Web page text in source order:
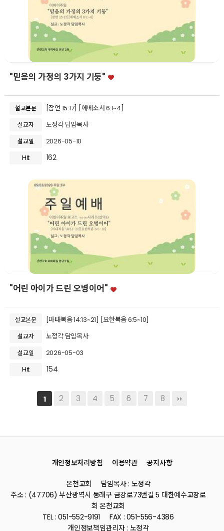
"믿음의 가정의 3가지 기둥"
설교본문 [잠언 15:17] [에베소서 6:1~4]
설교자 노정각 담임목사
설교일
2026-05-10
Hit
162
"어린 아이가 드린 오병이어"
설교본문 [마태복음 14:13~21] [요한복음 6:5~10]
설교자 노정각 담임목사
설교일
2026-05-03
Hit
154
1 2 3 4 5 6 7 8
개인정보처리방침 이용약관 공지사항
온천교회
담임목사 : 노정각
주소 : (47706) 부산광역시 동래구 금강로73번길 5 대한예수교장로
회 온천교회
TEL : 051-552-9191
FAX : 051-556-4386
개인정보책임관리자 : 노정각